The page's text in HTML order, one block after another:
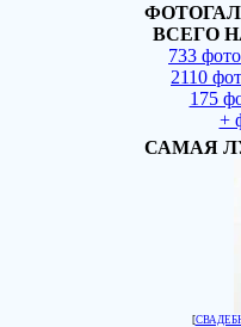
ВСЕГО
733
2110
175
+
САМАЯ
[